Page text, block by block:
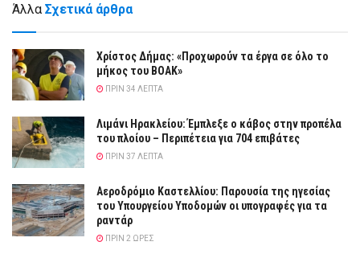
Άλλα Σχετικά άρθρα
Χρίστος Δήμας: «Προχωρούν τα έργα σε όλο το
μήκος του ΒΟΑΚ»
ΠΡΙΝ 34 ΛΕΠΤΆ
Λιμάνι Ηρακλείου: Έμπλεξε ο κάβος στην προπέλα
του πλοίου – Περιπέτεια για 704 επιβάτες
ΠΡΙΝ 37 ΛΕΠΤΆ
Αεροδρόμιο Καστελλίου: Παρουσία της ηγεσίας
του Υπουργείου Υποδομών οι υπογραφές για τα
ραντάρ
ΠΡΙΝ 2 ΏΡΕΣ